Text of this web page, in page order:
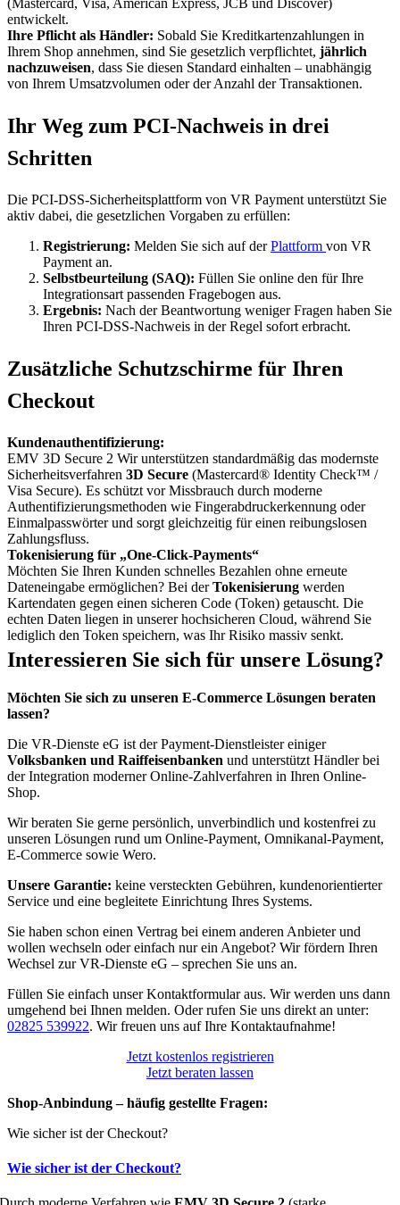
(Mastercard, Visa, American Express, JCB und Discover)
entwickelt.
Ihre Pflicht als Händler: Sobald Sie Kreditkartenzahlungen in
Ihrem Shop annehmen, sind Sie gesetzlich verpflichtet, jährlich
nachzuweisen, dass Sie diesen Standard einhalten – unabhängig
von Ihrem Umsatzvolumen oder der Anzahl der Transaktionen.
Ihr Weg zum PCI-Nachweis in drei
Schritten
Die PCI-DSS-Sicherheitsplattform von VR Payment unterstützt Sie
aktiv dabei, die gesetzlichen Vorgaben zu erfüllen:
Registrierung: Melden Sie sich auf derPlattform von VR
Payment an.
Selbstbeurteilung (SAQ): Füllen Sie online den für Ihre
Integrationsart passenden Fragebogen aus.
Ergebnis: Nach der Beantwortung weniger Fragen haben Sie
Ihren PCI-DSS-Nachweis in der Regel sofort erbracht.
Zusätzliche Schutzschirme für Ihren
Checkout
Kundenauthentifizierung:
EMV 3D Secure 2 Wir unterstützen standardmäßig das modernste
Sicherheitsverfahren 3D Secure (Mastercard® Identity Check™ /
Visa Secure). Es schützt vor Missbrauch durch moderne
Authentifizierungsmethoden wie Fingerabdruckerkennung oder
Einmalpasswörter und sorgt gleichzeitig für einen reibungslosen
Zahlungsfluss.
Tokenisierung für „One-Click-Payments“
Möchten Sie Ihren Kunden schnelles Bezahlen ohne erneute
Dateneingabe ermöglichen? Bei derTokenisierung werden
Kartendaten gegen einen sicheren Code (Token) getauscht. Die
echten Daten liegen in unserer hochsicheren Cloud, während Sie
lediglich den Token speichern, was Ihr Risiko massiv senkt.
Interessieren Sie sich für unsere Lösung?
Möchten Sie sich zu unseren E-Commerce Lösungen beraten
lassen?
Die VR-Dienste eG ist der Payment-Dienstleister einiger
Volksbanken und Raiffeisenbanken und unterstützt Händler bei
der Integration moderner Online-Zahlverfahren in Ihren Online-
Shop.
Wir beraten Sie gerne persönlich, unverbindlich und kostenfrei zu
unseren Lösungen rund um Online-Payment, Omnikanal-Payment,
E-Commerce sowie Wero.
Unsere Garantie: keine versteckten Gebühren, kundenorientierter
Service und eine begleitete Einrichtung Ihres Systems.
Sie haben schon einen Vertrag bei einem anderen Anbieter und
wollen wechseln oder einfach nur ein Angebot? Wir fördern Ihren
Wechsel zur VR-Dienste eG – sprechen Sie uns an.
Füllen Sie einfach unser Kontaktformular aus. Wir werden uns dann
umgehend bei Ihnen melden. Oder rufen Sie uns direkt an unter:
02825 539922. Wir freuen uns auf Ihre Kontaktaufnahme!
Jetzt kostenlos registrieren
Jetzt beraten lassen
Shop-Anbindung – häufig gestellte Fragen:
Wie sicher ist der Checkout?
Wie sicher ist der Checkout?